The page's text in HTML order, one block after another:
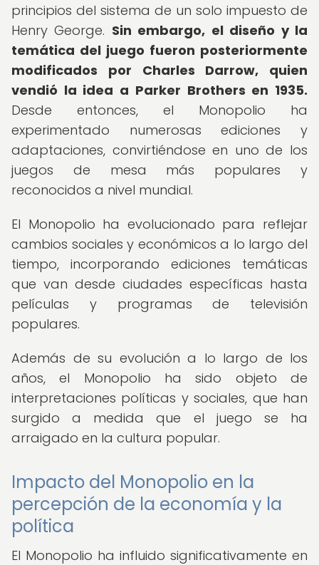
principios del sistema de un solo impuesto de
Henry George. Sin embargo, el diseño y la
temática del juego fueron posteriormente
modificados por Charles Darrow, quien
vendió la idea a Parker Brothers en 1935.
Desde entonces, el Monopolio ha
experimentado numerosas ediciones y
adaptaciones, convirtiéndose en uno de los
juegos de mesa más populares y
reconocidos a nivel mundial.
El Monopolio ha evolucionado para reflejar
cambios sociales y económicos a lo largo del
tiempo, incorporando ediciones temáticas
que van desde ciudades específicas hasta
películas y programas de televisión
populares.
Además de su evolución a lo largo de los
años, el Monopolio ha sido objeto de
interpretaciones políticas y sociales, que han
surgido a medida que el juego se ha
arraigado en la cultura popular.
Impacto del Monopolio en la
percepción de la economía y la
política
El Monopolio ha influido significativamente en